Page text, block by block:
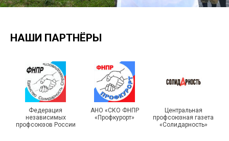
Подписано соглашение с
ГУ ФССП по Самарской
области
Единство традиций и сила
духа
НАШИ ПАРТНЁРЫ
Федерация
независимых
профсоюзов России
АНО «СКО ФНПР
«Профкурорт»
Центральная
профсоюзная газета
«Солидарность»